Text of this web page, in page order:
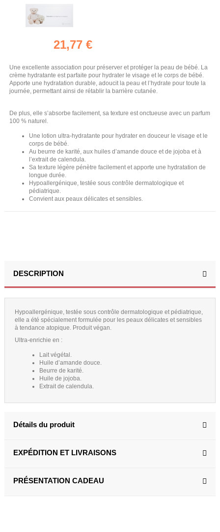
21,77 €
Une excellente association pour préserver et protéger la peau de bébé. La
crème hydratante est parfaite pour hydrater le visage et le corps de bébé.
Apporte une hydratation durable, adoucit la peau et l’hydrate pour toute la
journée, permettant ainsi de rétablir la barrière cutanée.
De plus, elle s’absorbe facilement, sa texture est onctueuse avec un parfum
100 % naturel.
Une lotion ultra-hydratante pour hydrater en douceur le visage et le
corps de bébé.
Au beurre de karité, aux huiles d’amande douce et de jojoba et à
l’extrait de calendula.
Sa texture légère pénètre facilement et apporte une hydratation de
longue durée.
Hypoallergénique, testée sous contrôle dermatologique et
pédiatrique.
Convient aux peaux délicates et sensibles.
DESCRIPTION
Hypoallergénique, testée sous contrôle dermatologique et pédiatrique,
elle a été spécialement formulée pour les peaux délicates et sensibles
à tendance atopique. Produit végan.
Ultra-enrichie en :
Lait végétal.
Huile d’amande douce.
Beurre de karité.
Huile de jojoba.
Extrait de calendula.
Détails du produit
EXPÉDITION ET LIVRAISONS
PRÉSENTATION CADEAU